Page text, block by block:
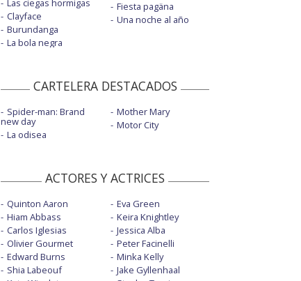
Las ciegas hormigas
Clayface
Burundanga
La bola negra
Fiesta pagäna
Una noche al año
CARTELERA DESTACADOS
Spider-man: Brand
new day
La odisea
Mother Mary
Motor City
ACTORES Y ACTRICES
Quinton Aaron
Hiam Abbass
Carlos Iglesias
Olivier Gourmet
Edward Burns
Shia Labeouf
Eva Green
Keira Knightley
Jessica Alba
Peter Facinelli
Minka Kelly
Jake Gyllenhaal